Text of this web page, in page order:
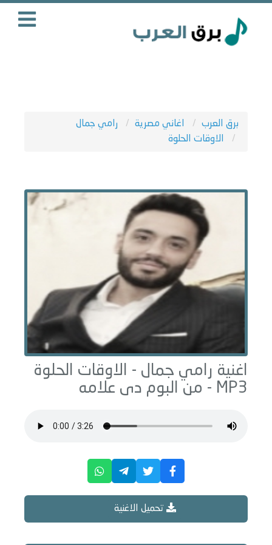
برق العرب اغاني مصرية
رامي جمال
الاوقات الحلوة
اغنية رامي جمال - الاوقات الحلوة
MP3 - من البوم
دى علامه
تحميل الاغنية